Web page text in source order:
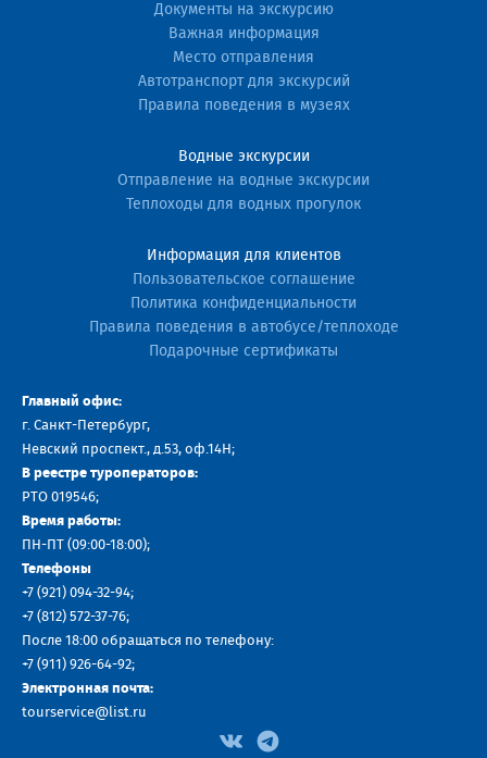
Документы на экскурсию
Важная информация
Место отправления
Автотранспорт для экскурсий
Правила поведения в музеях
Водные экскурсии
Отправление на водные экскурсии
Теплоходы для водных прогулок
Информация для клиентов
Пользовательское соглашение
Политика конфиденциальности
Правила поведения в автобусе/теплоходе
Подарочные сертификаты
Главный офис:
г. Санкт-Петербург,
Невский проспект., д.53, оф.14H;
В реестре туроператоров:
РТО 019546;
Время работы:
ПН-ПТ (09:00-18:00);
Телефоны
+7 (921) 094-32-94;
+7 (812) 572-37-76;
После 18:00 обращаться по телефону:
+7 (911) 926-64-92;
Электронная почта:
tourservice@list.ru